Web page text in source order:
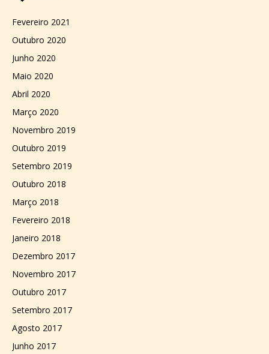
Fevereiro 2021
Outubro 2020
Junho 2020
Maio 2020
Abril 2020
Março 2020
Novembro 2019
Outubro 2019
Setembro 2019
Outubro 2018
Março 2018
Fevereiro 2018
Janeiro 2018
Dezembro 2017
Novembro 2017
Outubro 2017
Setembro 2017
Agosto 2017
Junho 2017